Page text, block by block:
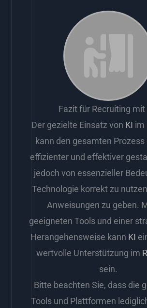
Fazit für Recruiting mit
Der gezielte Einsatz von KI im
kann den gesamten Prozess
effizienter und effektiver
jedoch von essenzieller
Technologie korrekt zu
Anweisungen zu geben.
geeigneten Tools und einer
Herangehensweise kann KI
wertvolle Unterstützung im
sein.
Bitte beachten Sie, dass die
Tools und Plattformen